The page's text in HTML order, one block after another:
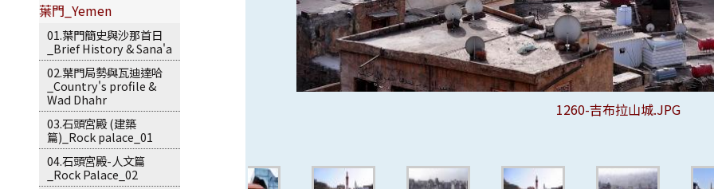
葉門_Yemen
01.葉門簡史與沙那首日
_Brief History & Sana'a
02.葉門局勢與瓦迪達哈
_Country's profile &
Wad Dhahr
03.石頭宮殿 (建築
篇)_Rock palace_01
04.石頭宮殿-人文篇
_Rock Palace_02
1259-吉布拉山城
1260-吉布拉山城.JPG
1262-吉布拉山城.JPG
1261-吉布拉山城
1263-吉布拉山城.JPG
1264-吉布拉山城.JPG
1265-吉布拉山城.JPG
1267-吉布拉山城.JPG
1269-吉布拉山城.JPG
1271-吉布拉山城.JPG
1272-吉布拉山城.JPG
1274-吉布拉山城.JPG
1275-吉布拉山城.JPG
1278-吉布拉山城.JPG
1279-吉布拉-阿瓦女王清真寺.JPG
1280-吉布拉-阿瓦女王清真寺.JPG
1281-吉布拉-阿瓦女王清真寺.JPG
1283-吉布拉-阿瓦女王清真寺.JPG
1285-吉布拉-阿瓦女王清真寺
1286-吉布拉-阿瓦女王清真寺.JPG
1287-吉布拉-阿瓦女王清真寺.JPG
1288-吉布拉-阿瓦女王清真寺.JPG
1292-吉布拉-阿瓦女王皇宮.JPG
1293-吉布拉-阿瓦女王皇宮.JPG
1294-吉布拉-阿瓦女王皇宮.JPG
1295-吉布拉-阿瓦女王皇宮.JPG
1297-吉布拉-阿瓦女王墓園.JPG
1298-吉布拉-阿瓦女王墓園.JPG
1300-吉布拉-阿瓦女王墓園.JPG
1302-吉布拉-阿瓦女王墓園.JPG
1303-吉布拉-阿瓦女王墓園.JPG
1304-吉布拉-當地兒童.JPG
1305-吉布拉-當地兒童.JPG
1306-吉布拉-當地兒童.JPG
1307-吉布拉-當地兒童.JPG
1309-吉布拉-當地兒童.JPG
1310-吉布拉-當地兒童.JPG
1311-吉布拉-當地兒童.JPG
1312-吉布拉-當地兒童.JPG
1313-吉布拉-當地兒童.JPG
1314-吉布拉-當地兒童.JPG
1315-吉布拉-當地兒童.JPG
1316-吉布拉-當地兒童.JPG
1317-吉布拉-當地兒童.JPG
1318-吉布拉-當地兒童.JPG
1319-吉布拉-當地兒童.JPG
1320-吉布拉-當地兒童.JPG
1321-吉布拉-當地兒童.JPG
1322-吉布拉-當地兒童.JPG
1323-吉布拉-當地兒童.JPG
1324-吉布拉-當地兒童.JPG
1325-吉布拉-當地兒童.JPG
1326-吉布拉-當地兒童.JPG
1327-吉布拉-當地兒童.JPG
1328-吉布拉-當地居民.JPG
1329-吉布拉-服飾店.JPG
1330-吉布拉-服飾店.JPG
1331-吉布拉-卡特葉市集.JPG
1333-吉布拉-卡特葉市集.JPG
1334-吉布拉-卡特葉市集.JPG
1336-吉布拉-卡特葉市集.JPG
1337-吉布拉-卡特葉市集.JPG
1338-吉布拉-飲食店.JPG
1339-吉布拉-飲食店.JPG
1340-吉布拉-飲食店.JPG
1341-吉布拉-享用卡特葉.JPG
1342-吉布拉-小吃攤販.JPG
1343-吉布拉-冰果室.JPG
1345-吉布拉-水果攤.JPG
1346-吉布拉-蔬菜攤.JPG
1347-吉布拉-五金店.JPG
1348-吉布拉-雜貨店.JPG
1349-吉布拉-雜貨店.JPG
1350-吉布拉-雜貨店.JPG
1351-吉布拉-社區清真寺.JPG
1352-吉布拉-當地居民.JPG
1353-吉布拉-小毛驢.JPG
1354-吉布拉-小毛驢.JPG
1355-吉布拉-小毛驢.JPG
1357-吉布拉山城.JPG
1358-吉布拉山城.JPG
1360-吉布拉山城.JPG
1359-吉布拉山城.JPG